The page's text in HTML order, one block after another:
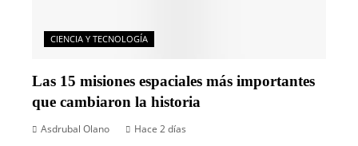
CIENCIA Y TECNOLOGÍA
Las 15 misiones espaciales más importantes
que cambiaron la historia
Asdrubal Olano Hace 2 días